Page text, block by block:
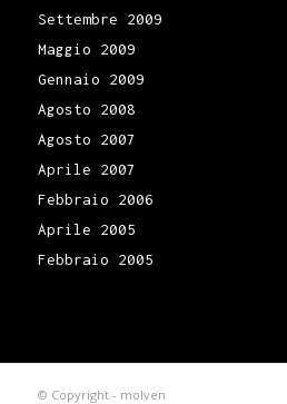
Settembre 2009
Maggio 2009
Gennaio 2009
Agosto 2008
Agosto 2007
Aprile 2007
Febbraio 2006
Aprile 2005
Febbraio 2005
© Copyright - molven